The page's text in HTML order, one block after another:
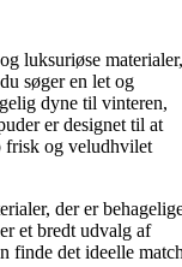
luksuriøse materialer,
søger en let og
dyne til vinteren,
er designet til at
frisk og veludhvilet
der er
et bredt udvalg af
finde det ideelle